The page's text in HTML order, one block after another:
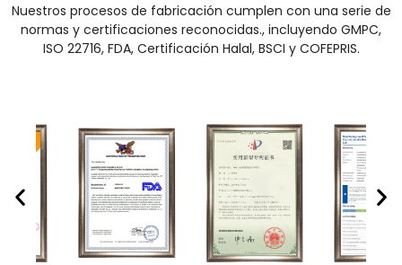
Nuestros procesos de fabricación cumplen con una serie de
normas y certificaciones reconocidas., incluyendo GMPC,
ISO 22716, FDA, Certificación Halal, BSCI y COFEPRIS.